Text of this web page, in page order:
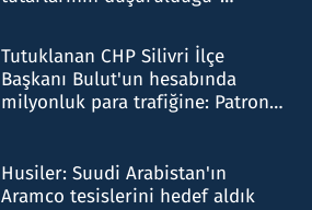
Tutuklanan CHP Silivri İlçe
Başkanı Bulut'un hesabında
milyonluk para trafiğine: Patron
Husiler: Suudi Arabistan'ın
Aramco tesislerini hedef aldık